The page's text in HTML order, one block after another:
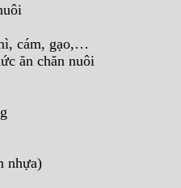
cám, gạo,…
ăn chăn nuôi
nhựa)